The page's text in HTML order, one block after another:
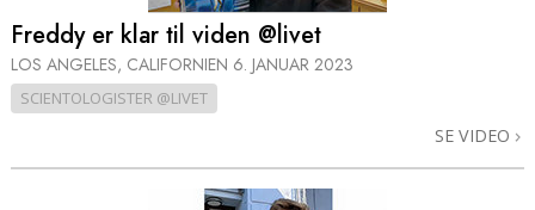
Freddy er klar til viden @livet
LOS ANGELES, CALIFORNIEN 6. JANUAR 2023
SCIENTOLOGISTER @LIVET
SE VIDEO